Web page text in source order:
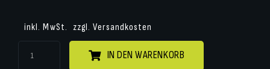
inkl. MwSt. zzgl.Versandkosten
IN DEN WARENKORB